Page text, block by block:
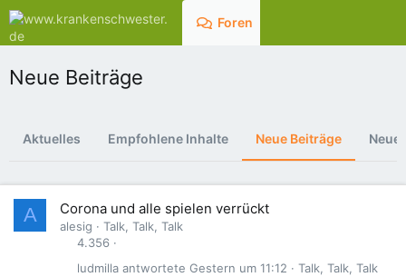
Foren
Neue Beiträge
Aktuelles Empfohlene Inhalte Neue Beiträge Neue
A Corona und alle spielen verrückt
alesig
Talk, Talk, Talk
4.356
Talk, Talk, Talk
Gestern um 11:12
ludmilla